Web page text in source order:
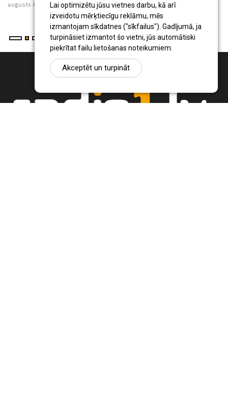
Lai optimizētu jūsu vietnes darbu, kā arī
izveidotu mērķtiecīgu reklāmu, mēs
izmantojam sīkdatnes ("sīkfailus"). Gadījumā, ja
turpināsiet izmantot šo vietni, jūs automātiski
piekrītat failu lietošanas noteikumiem.
Akceptēt un turpināt
augusts 06 , 2026